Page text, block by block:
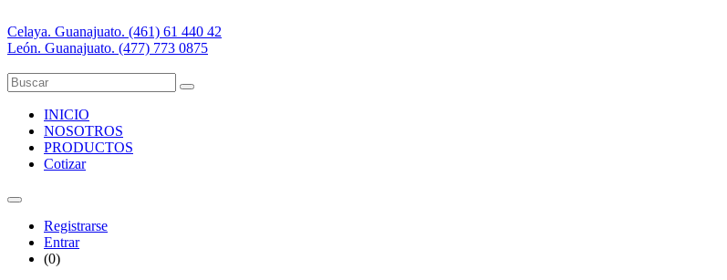
Celaya. Guanajuato. (461) 61 440 42
León. Guanajuato. (477) 773 0875
INICIO
NOSOTROS
PRODUCTOS
Cotizar
Registrarse
Entrar
(0)